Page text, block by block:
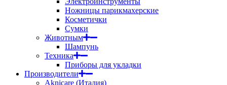
Ножницы парикмахерские
Косметички
Сумки
Животным
Шампунь
Техника
Приборы для укладки
Производители
Aknicare (Италия)